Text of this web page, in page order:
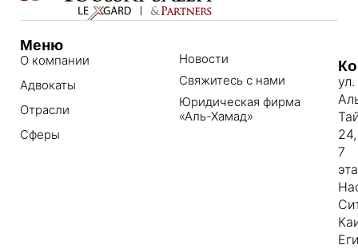
Меню
О компании
Адвокаты
Отрасли
Сферы
Новости
Свяжитесь с нами
Юридическая фирма
«Аль-Хамад»
ул.
24,
7